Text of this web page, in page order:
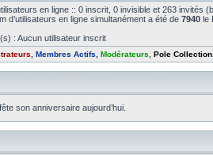
en ligne :: 0 inscrit, 0 invisible et 263 invités
d’utilisateurs en ligne simultanément a été de 7940 le
: Aucun utilisateur inscrit
Membres Actifs Modérateurs Pole Collection
son anniversaire aujourd’hui.